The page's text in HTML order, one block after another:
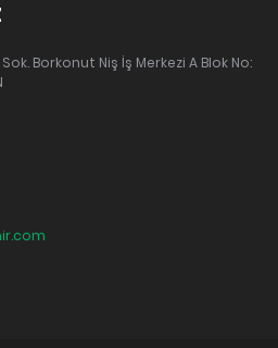
Borkonut Niş İş Merkezi A Blok No: